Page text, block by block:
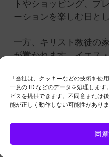
「当社は、クッキーなどの技術を使
一意の ID などのデータを処理しま
ビスを提供できます。不同意または
能が正しく動作しない可能性がありま
同
トやショッピング、プ
ーションを楽しむ日と
一方、キリスト教徒の
が置かれます。イエス
日の中心となっていま
ウクライナ
ウクライナの「コリャ